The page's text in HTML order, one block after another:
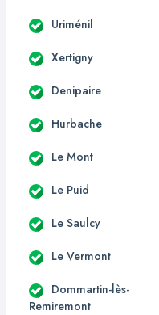
Uriménil
Xertigny
Denipaire
Hurbache
Le Mont
Le Puid
Le Saulcy
Le Vermont
Dommartin-lès-
Remiremont